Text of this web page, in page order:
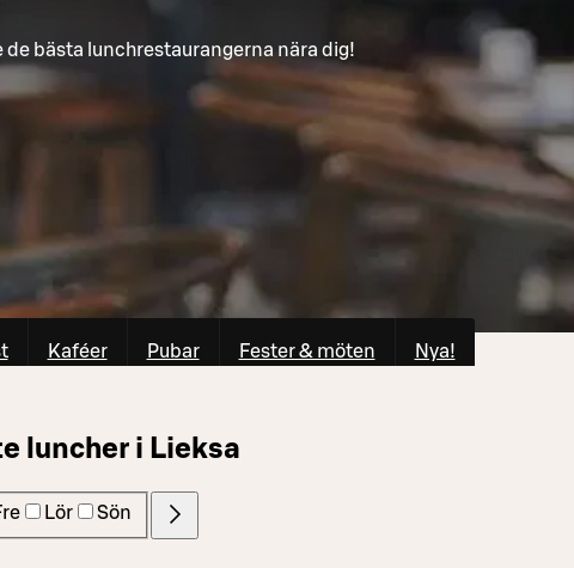
de bästa lunchrestaurangerna nära dig!
Kaféer Pubar Fester & möten Nya!
luncher i Lieksa
Lör Sön